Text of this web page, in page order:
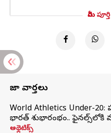
మీరు
తాజా వార్తలు
World Athletics Under-20:
భారత్‌ శుభారంభం.. ఫైనల్స్‌లోకి
అథ్లెటిక్స్